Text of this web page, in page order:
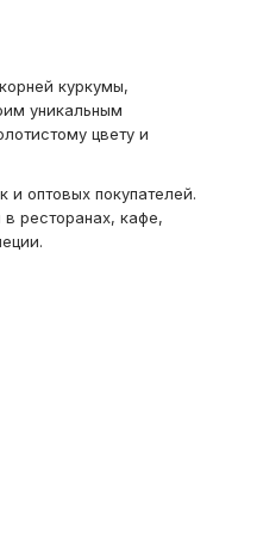
куркумы,
уникальным
цвету и
и оптовых покупателей.
ресторанах, кафе,